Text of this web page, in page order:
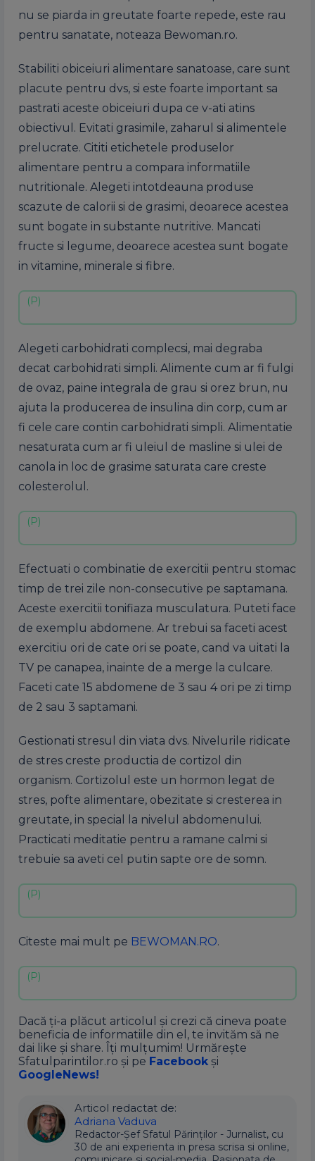
nu se piarda in greutate foarte repede, este rau
pentru sanatate, noteaza Bewoman.ro.
Stabiliti obiceiuri alimentare sanatoase, care sunt
placute pentru dvs, si este foarte important sa
pastrati aceste obiceiuri dupa ce v-ati atins
obiectivul. Evitati grasimile, zaharul si alimentele
prelucrate. Cititi etichetele produselor
alimentare pentru a compara informatiile
nutritionale. Alegeti intotdeauna produse
scazute de calorii si de grasimi, deoarece acestea
sunt bogate in substante nutritive. Mancati
fructe si legume, deoarece acestea sunt bogate
in vitamine, minerale si fibre.
Alegeti carbohidrati complecsi, mai degraba
decat carbohidrati simpli. Alimente cum ar fi fulgi
de ovaz, paine integrala de grau si orez brun, nu
ajuta la producerea de insulina din corp, cum ar
fi cele care contin carbohidrati simpli. Alimentatie
nesaturata cum ar fi uleiul de masline si ulei de
canola in loc de grasime saturata care creste
colesterolul.
Efectuati o combinatie de exercitii pentru stomac
timp de trei zile non-consecutive pe saptamana.
Aceste exercitii tonifiaza musculatura. Puteti face
de exemplu abdomene. Ar trebui sa faceti acest
exercitiu ori de cate ori se poate, cand va uitati la
TV pe canapea, inainte de a merge la culcare.
Faceti cate 15 abdomene de 3 sau 4 ori pe zi timp
de 2 sau 3 saptamani.
Gestionati stresul din viata dvs. Nivelurile ridicate
de stres creste productia de cortizol din
organism. Cortizolul este un hormon legat de
stres, pofte alimentare, obezitate si cresterea in
greutate, in special la nivelul abdomenului.
Practicati meditatie pentru a ramane calmi si
trebuie sa aveti cel putin sapte ore de somn.
Citeste mai mult pe BEWOMAN.RO.
Dacă ți-a plăcut articolul și crezi că cineva poate
beneficia de informatiile din el, te invităm să ne
dai like și share. Îți mulțumim! Urmărește
Sfatulparintilor.ro și pe Facebook și
GoogleNews!
Articol redactat de:
Adriana Vaduva
Redactor-Șef Sfatul Părinților - Jurnalist, cu
30 de ani experienta in presa scrisa si online,